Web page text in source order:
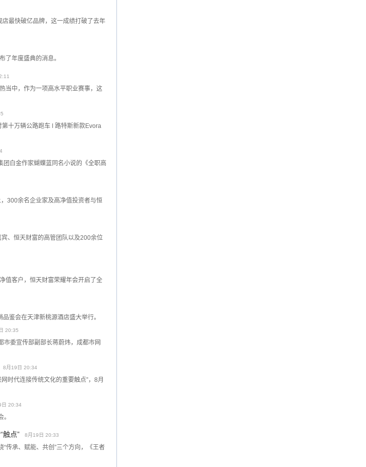
最快破亿品牌，这一成绩打破了去年
了年度盛典的消息。
当中，作为一项高水平职业赛事，这
十万辆公路跑车 l 路特斯新款Evora
白金作家蝴蝶蓝同名小说的《全职高
300余名企业家及高净值投资者与恒
、恒天财富的高管团队以及200余位
值客户，恒天财富荣耀年会开启了全
鉴会在天津新桃源酒店盛大举行。
20:35
市委宣传部副部长蒋蔚炜，成都市网
8月19日 20:34
时代连接传统文化的重要触点”，8月
日 20:34
触点” 8月19日 20:33
“传承、赋能、共创”三个方向，《王者